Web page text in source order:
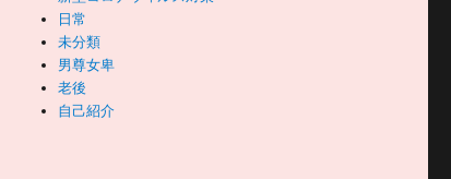
日常
未分類
男尊女卑
老後
自己紹介